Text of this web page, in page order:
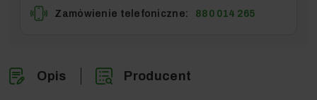
Zamówienie telefoniczne: 880 014 265
Opis Producent